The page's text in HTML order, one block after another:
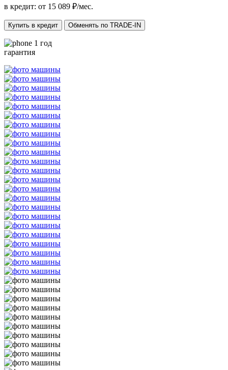
в кредит: от 15 089 ₽/мес.
Купить в кредит Обменять по TRADE-IN
1 год
гарантия